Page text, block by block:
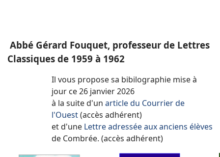
Abbé Gérard Fouquet, professeur de Lettres
Classiques de 1959 à 1962
Il vous propose sa bibilographie mise à
jour ce 26 janvier 2026
à la suite d'un article du Courrier de
l'Ouest(accès adhérent)
et d'une Lettre adressée aux anciens élèves
de Combrée. (accès adhérent)